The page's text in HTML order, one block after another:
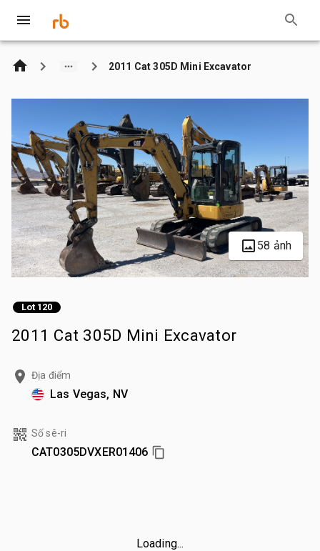
2011 Cat 305D Mini Excavator
58 ảnh
Lot 120
2011 Cat 305D Mini Excavator
Địa điểm
Las Vegas, NV
Số sê-ri
CAT0305DVXER01406
Loading...